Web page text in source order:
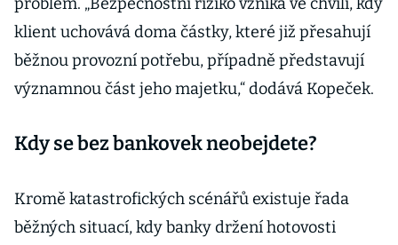
klient uchovává doma částky, které již přesahují
běžnou provozní potřebu, případně představují
významnou část jeho majetku,“ dodává Kopeček.
Kdy se bez bankovek neobejdete?
Kromě katastrofických scénářů existuje řada
běžných situací, kdy banky držení hotovosti